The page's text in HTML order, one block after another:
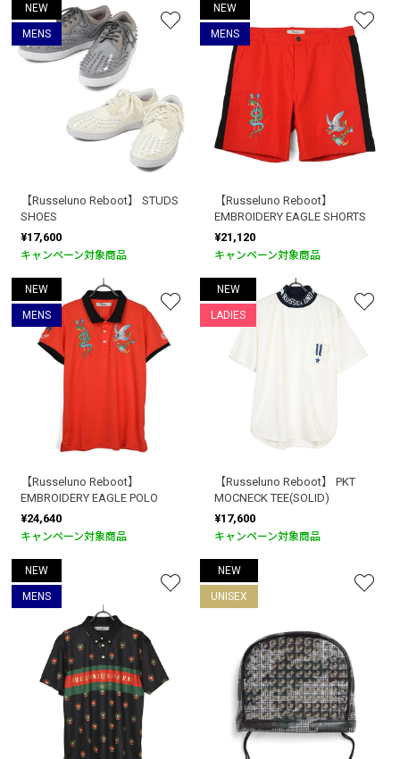
NEW
MENS
【Russeluno Reboot】 STUDS
SHOES
¥17,600
キャンペーン対象商品
NEW
MENS
【Russeluno Reboot】
EMBROIDERY EAGLE SHORTS
¥21,120
キャンペーン対象商品
NEW
MENS
【Russeluno Reboot】
EMBROIDERY EAGLE POLO
¥24,640
キャンペーン対象商品
NEW
LADIES
【Russeluno Reboot】 PKT
MOCNECK TEE(SOLID)
¥17,600
キャンペーン対象商品
NEW
MENS
NEW
UNISEX